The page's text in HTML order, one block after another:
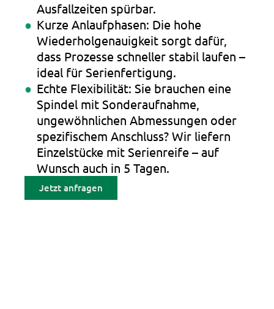
Ausfallzeiten spürbar.
Kurze Anlaufphasen: Die hohe
Wiederholgenauigkeit sorgt dafür,
dass Prozesse schneller stabil laufen –
ideal für Serienfertigung.
Echte Flexibilität: Sie brauchen eine
Spindel mit Sonderaufnahme,
ungewöhnlichen Abmessungen oder
spezifischem Anschluss? Wir liefern
Einzelstücke mit Serienreife – auf
Wunsch auch in 5 Tagen.
Jetzt anfragen